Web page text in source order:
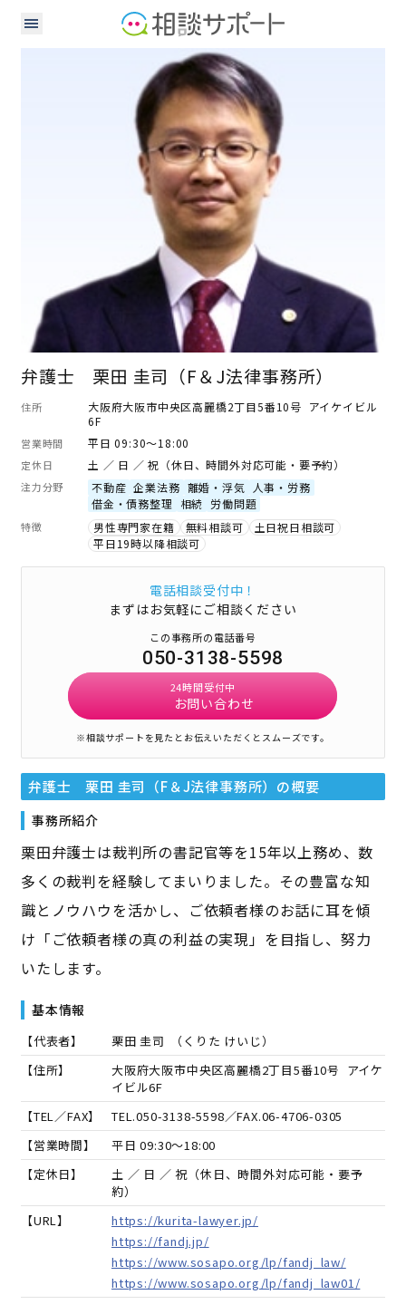
弁護士 栗田 圭司（F＆J法律事務所）
住所
大阪府大阪市中央区高麗橋2丁目5番10号 アイケイビル
6F
営業時間 平日 09:30～18:00
定休日 土 ／ 日 ／ 祝（休日、時間外対応可能・要予約）
注力分野 不動産 企業法務 離婚・浮気
人事・労務
借金・債務整理
相続 労働問題
特徴 男性専門家在籍 無料相談可
土日祝日相談可
平日19時以降相談可
電話相談受付中！
まずはお気軽にご相談ください
この事務所の電話番号
050-3138-5598
24時間受付中
お問い合わせ
※相談サポートを見たとお伝えいただくとスムーズです。
弁護士 栗田 圭司（F＆J法律事務所） の概要
事務所紹介
栗田弁護士は裁判所の書記官等を15年以上務め、数
多くの裁判を経験してまいりました。その豊富な知
識とノウハウを活かし、ご依頼者様のお話に耳を傾
け「ご依頼者様の真の利益の実現」を目指し、努力
いたします。
基本情報
【代表者】 栗田 圭司 （くりた けいじ）
【住所】
大阪府大阪市中央区高麗橋2丁目5番10号 アイケ
イビル6F
【TEL／FAX】
TEL.050-3138-5598／FAX.06-4706-0305
【営業時間】
平日 09:30～18:00
【定休日】
土 ／ 日 ／ 祝（休日、時間外対応可能・要予
約）
【URL】
https://kurita-lawyer.jp/
https://fandj.jp/
https://www.sosapo.org/lp/fandj_law/
https://www.sosapo.org/lp/fandj_law01/